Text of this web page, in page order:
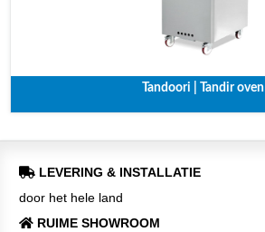
Tandoori | Tandir oven
LEVERING & INSTALLATIE
door het hele land
RUIME SHOWROOM